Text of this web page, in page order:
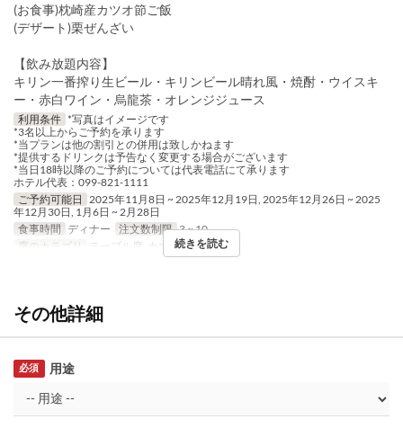
(お食事)枕崎産カツオ節ご飯
(デザート)栗ぜんざい
【飲み放題内容】
キリン一番搾り生ビール・キリンビール晴れ風・焼酎・ウイスキ
ー・赤白ワイン・烏龍茶・オレンジジュース
利用条件 *写真はイメージです
*3名以上からご予約を承ります
*当プランは他の割引との併用は致しかねます
*提供するドリンクは予告なく変更する場合がございます
*当日18時以降のご予約については代表電話にて承ります
ホテル代表：099-821-1111
ご予約可能日
2025年11月8日 ~ 2025年12月19日, 2025年12月26日 ~ 2025
年12月30日, 1月6日 ~ 2月28日
食事時間 ディナー 注文数制限 3 ~ 10
席のカテゴリ
テーブル席, カウンター続きを読む
その他詳細
用途
必須